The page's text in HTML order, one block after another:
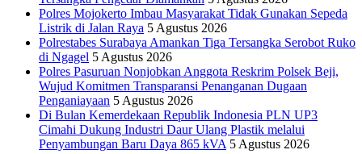
Polres Mojokerto Imbau Masyarakat Tidak Gunakan Sepeda
Listrik di Jalan Raya 5 Agustus 2026
Polrestabes Surabaya Amankan Tiga Tersangka Serobot Ruko
di Ngagel 5 Agustus 2026
Polres Pasuruan Nonjobkan Anggota Reskrim Polsek Beji,
Wujud Komitmen Transparansi Penanganan Dugaan
Penganiayaan 5 Agustus 2026
Di Bulan Kemerdekaan Republik Indonesia PLN UP3
Cimahi Dukung Industri Daur Ulang Plastik melalui
Penyambungan Baru Daya 865 kVA 5 Agustus 2026